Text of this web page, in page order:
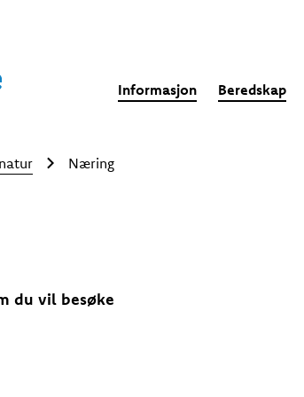
Informasjon Beredskap
Næring
du vil besøke